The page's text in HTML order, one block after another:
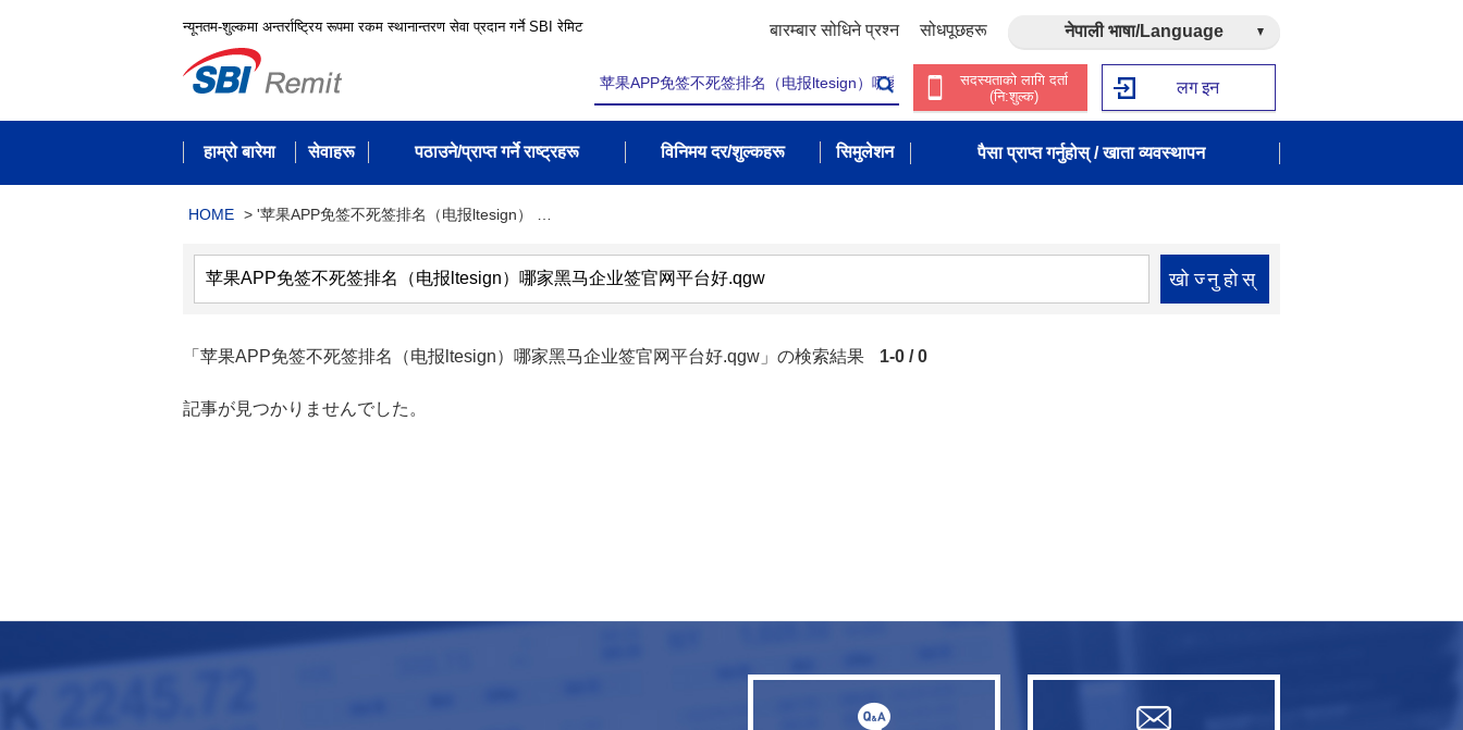
न्यूनतम-शुल्कमा अन्तर्राष्ट्रिय रूपमा रकम स्थानान्तरण सेवा प्रदान गर्ने SBI रेमिट बारम्बार सोधिने प्रश्न सोधपूछहरू नेपाली भाषा/Language
सदस्यताको लागि दर्ता
(नि:शुल्क)
लग इन
हाम्रो बारेमा सेवाहरू पठाउने/प्राप्त गर्ने राष्ट्रहरू विनिमय दर/शुल्कहरू सिमुलेशन पैसा प्राप्त गर्नुहोस् / खाता व्यवस्थापन
HOME > '苹果APP免签不死签排名（电报ltesign） …
खोज्नुहोस्
「苹果APP免签不死签排名（电报ltesign）哪家黑马企业签官网平台好.qgw」の検索結果 1-0 / 0
記事が見つかりませんでした。